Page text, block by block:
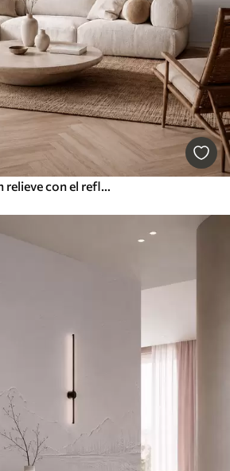
Paisaje montañoso en relieve con el reflejo en aguas tranquilas